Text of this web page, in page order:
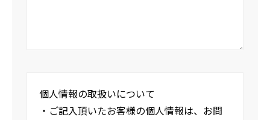
個人情報の取扱いについて
・ご記入頂いたお客様の個人情報は、お問